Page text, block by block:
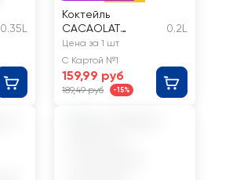
0.35L
Коктейль
CACAOLAT
Шоколадно-
молочный
0.2L
Цена за 1 шт
С Картой №1
159,99 руб
189,49 руб -15%